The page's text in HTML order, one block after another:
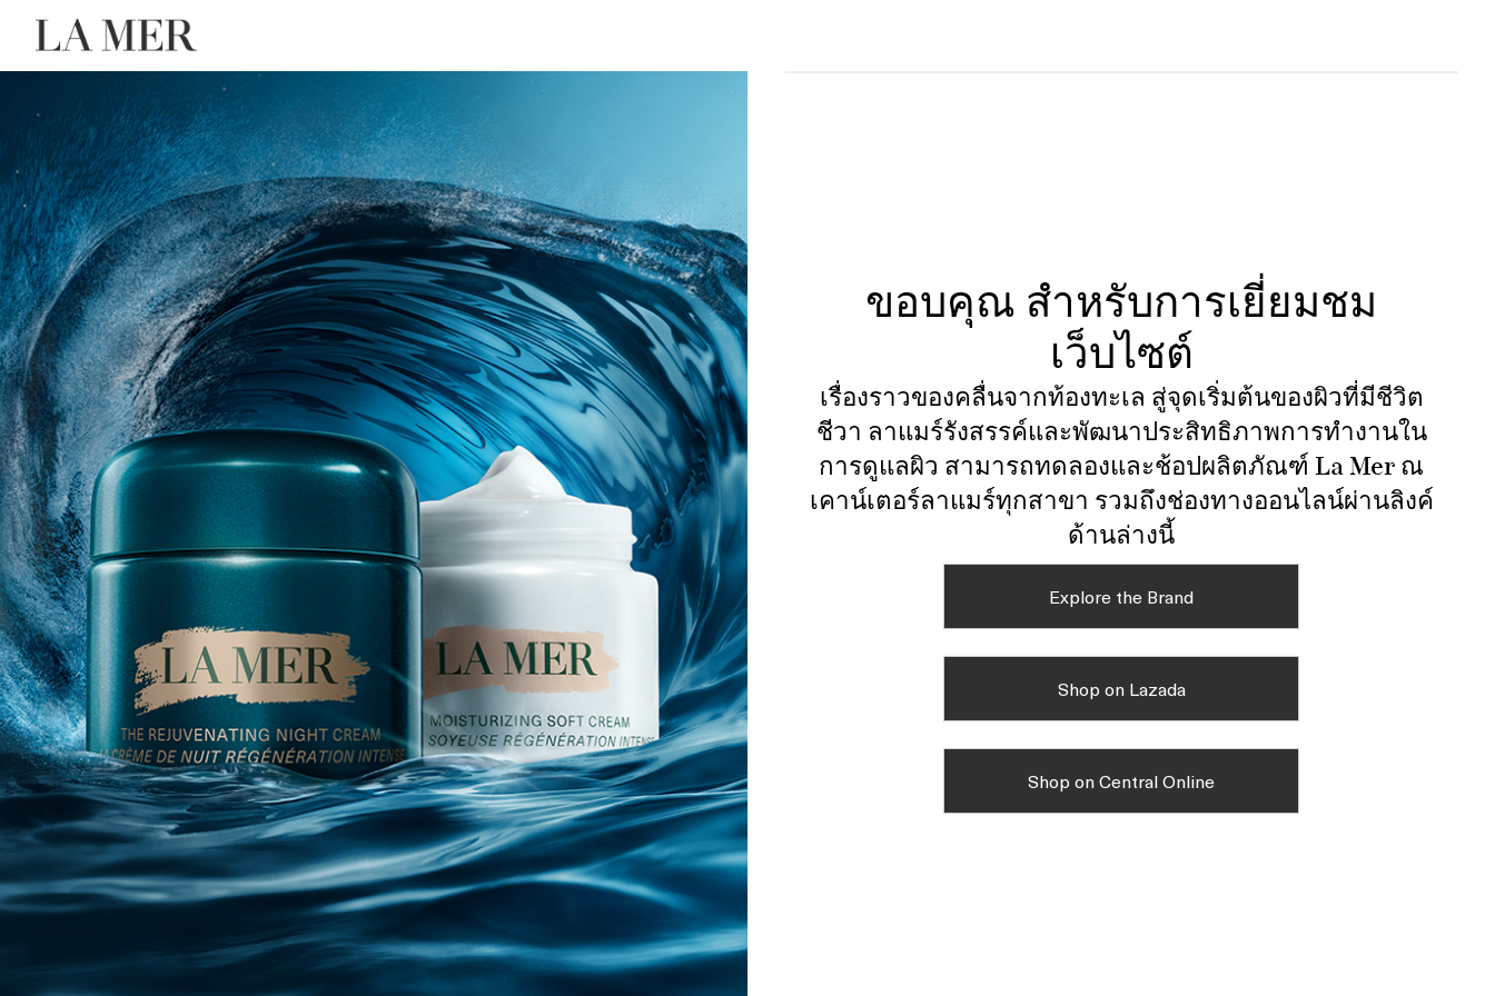
ขอบคุณ สำหรับการเยี่ยมชม
เว็บไซต์
เรื่องราวของคลื่นจากท้องทะเล สู่จุดเริ่มต้นของผิวที่มีชีวิต
ชีวา ลาแมร์รังสรรค์และพัฒนาประสิทธิภาพการทำงานใน
การดูแลผิว สามารถทดลองและช้อปผลิตภัณฑ์ La Mer ณ
เคาน์เตอร์ลาแมร์ทุกสาขา รวมถึงช่องทางออนไลน์ผ่านลิงค์
ด้านล่างนี้
Explore the Brand
Shop on Lazada
Shop on Central Online